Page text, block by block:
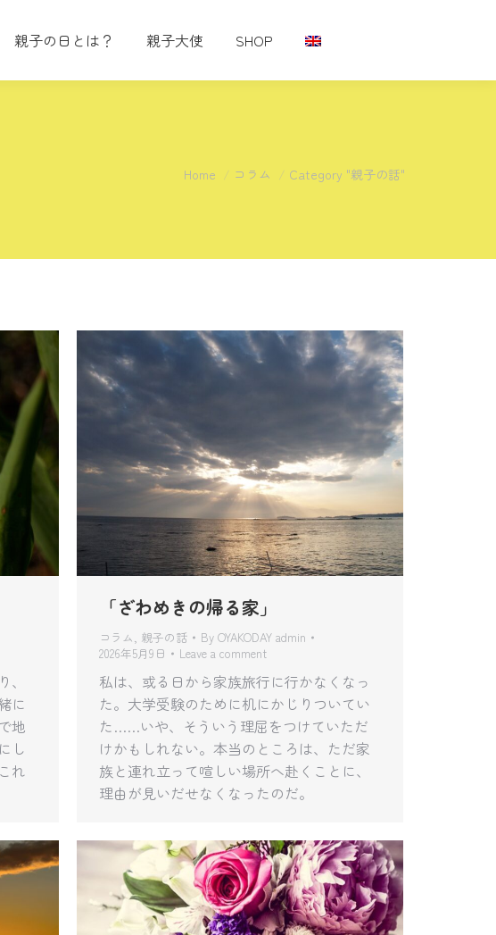
親子の日とは？ 親子大使 SHOP
You are here:
Home コラム Category "親子の話"
に
地
し
れ
「ざわめきの帰る家」
コラム 親子の話 By OYAKODAY admin
2026年5月9日
Leave a comment
私は、或る日から家族旅行に行かなくなっ
た。大学受験のために机にかじりついてい
た……いや、そういう理屈をつけていただ
けかもしれない。本当のところは、ただ家
族と連れ立って喧しい場所へ赴くことに、
理由が見いだせなくなったのだ。